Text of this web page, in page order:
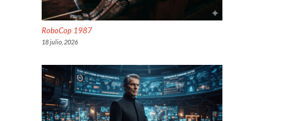
RoboCop 1987
18 julio, 2026